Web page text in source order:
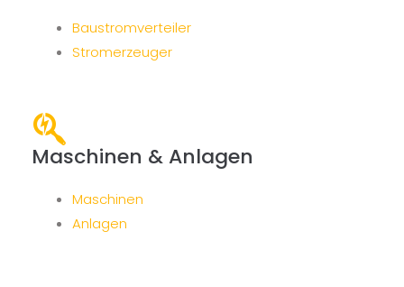
Baustromverteiler
Stromerzeuger
Maschinen & Anlagen
Maschinen
Anlagen